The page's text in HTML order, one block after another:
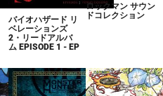
バイオハザード リ
ベレーションズ
2・リードアルバ
ム EPISODE 1 - EP
ロックマン サウン
ドコレクション